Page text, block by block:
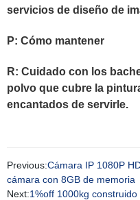
servicios de diseño de
P: Cómo mantener
R: Cuidado con los
polvo que cubre la
encantados de servirle.
Previous:Cámara IP 1080P
cámara con 8GB de memoria
Next:1%off 1000kg